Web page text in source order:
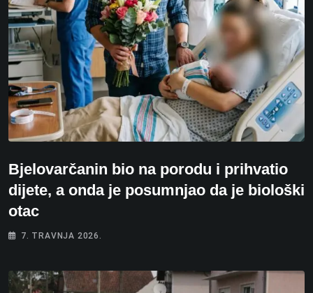
Bjelovarčanin bio na porodu i prihvatio
dijete, a onda je posumnjao da je biološki
otac
7. TRAVNJA 2026.